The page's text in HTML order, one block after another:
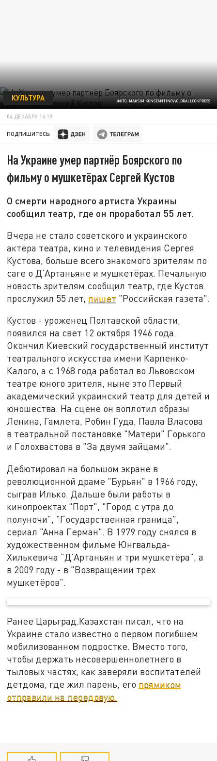
ФОТО: MAKSIM KONSTANTINOV/GLOBALLOOKPRESS
КУЛЬТУРА
04 ДЕКАБРЯ 16:19
ПОДПИШИТЕСЬ:
На Украине умер партнёр Боярского по
фильму о мушкетёрах Сергей Кустов
О смерти народного артиста Украины
сообщил театр, где он проработал 55 лет.
Вчера не стало советского и украинского
актёра театра, кино и телевидения Сергея
Кустова, больше всего знакомого зрителям по
саге о Д'Артаньяне и мушкетёрах. Печальную
новость зрителям сообщил театр, где Кустов
прослужил 55 лет, пишет "Российская газета".
Кустов - уроженец Полтавской области,
появился на свет 12 октября 1946 года.
Окончил Киевский государственный институт
театрального искусства имени Карпенко-
Калого, а с 1968 года работал во Львовском
театре юного зрителя, ныне это Первый
академический украинский театр для детей и
юношества. На сцене он воплотил образы
Ленина, Гамлета, Робин Гуда, Павла Власова
в театральной постановке "Матери" Горького
и Голохвастова в "За двумя зайцами".
Дебютировал на большом экране в
революционной драме "Бурьян" в 1966 году,
сыграв Илько. Дальше были работы в
кинопроектах "Порт", "Город с утра до
полуночи", "Государственная граница",
сериал "Анна Герман". В 1979 году снялся в
художественном фильме Юнгвальда-
Хилькевича "Д'Артаньян и три мушкетёра", а
в 2009 году - в "Возвращении трех
мушкетёров".
Ранее Царьград.Казахстан писал, что на
Украине стало известно о первом погибшем
мобилизованном подростке. Вместо того,
чтобы держать несовершеннолетнего в
тыловых частях, как заверяли воспитателей
детдома, где жил парень, его прямиком
отправили на передовую.